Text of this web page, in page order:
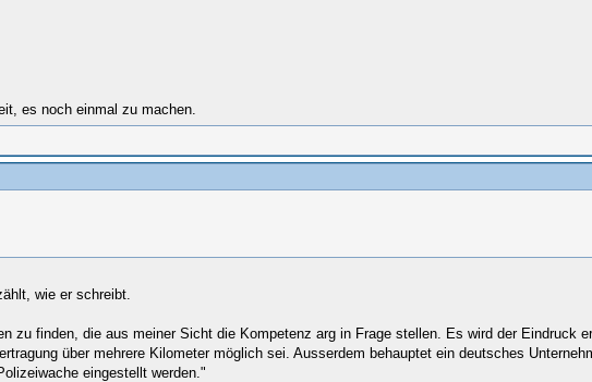
es noch einmal zu machen.
wie er schreibt.
zu finden, die aus meiner Sicht die Kompetenz arg in Frage stellen. Es wird der Eindruck
über mehrere Kilometer möglich sei. Ausserdem behauptet ein deutsches
eingestellt werden."